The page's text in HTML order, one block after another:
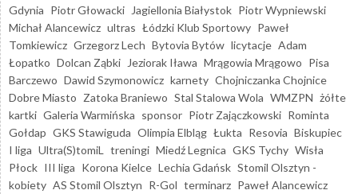
Gdynia Piotr Głowacki Jagiellonia Białystok Piotr Wypniewski
Michał Alancewicz ultras Łódzki Klub Sportowy Paweł
Tomkiewicz Grzegorz Lech Bytovia Bytów licytacje Adam
Łopatko Dolcan Ząbki Jeziorak Iława Mrągowia Mrągowo Pisa
Barczewo Dawid Szymonowicz karnety Chojniczanka Chojnice
Dobre Miasto Zatoka Braniewo Stal Stalowa Wola WMZPN żółte
kartki Galeria Warmińska sponsor Piotr Zajączkowski Rominta
Gołdap GKS Stawiguda Olimpia Elbląg Łukta Resovia Biskupiec
I liga Ultra(S)tomiL treningi Miedź Legnica GKS Tychy Wisła
Płock III liga Korona Kielce Lechia Gdańsk Stomil Olsztyn -
kobiety AS Stomil Olsztyn R-Gol terminarz Paweł Alancewicz